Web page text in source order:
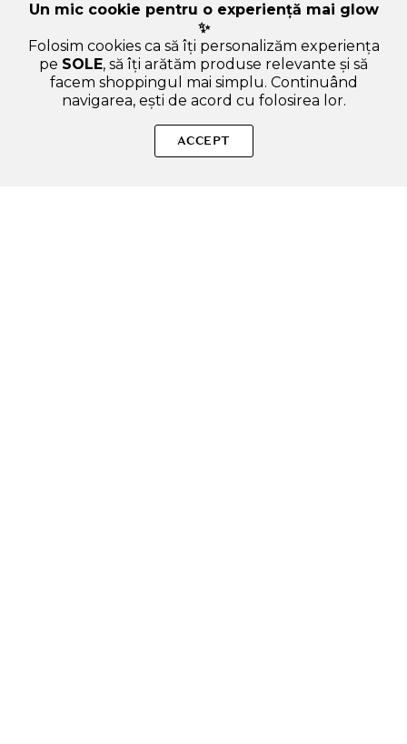
MEDIHEAL Rose PDRN Essential Sheet Mask Healthy Glow -
masca de fata tip servetel formulata cu PDRN vegetal derivat
Un mic cookie pentru o experiență mai glow
✨
Folosim cookies ca să îți personalizăm experiența
pe SOLE, să îți arătăm produse relevante și să
facem shoppingul mai simplu. Continuând
navigarea, ești de acord cu folosirea lor.
ACCEPT